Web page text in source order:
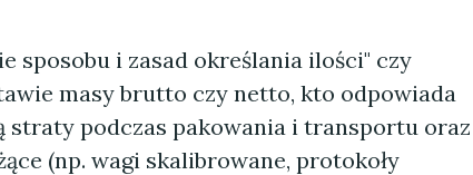
sposobu i zasad określania ilości" czy
masy brutto czy netto, kto odpowiada
straty podczas pakowania i transportu oraz
(np. wagi skalibrowane, protokoły